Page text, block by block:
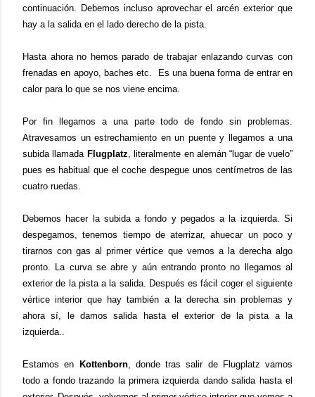
continuación. Debemos incluso aprovechar el arcén exterior que
hay a la salida en el lado derecho de la pista.
Hasta ahora no hemos parado de trabajar enlazando curvas con
frenadas en apoyo, baches etc. Es una buena forma de entrar en
calor para lo que se nos viene encima.
Por fin llegamos a una parte todo de fondo sin problemas.
Atravesamos un estrechamiento en un puente y llegamos a una
subida llamada Flugplatz , literalmente en alemán “lugar de vuelo”
pues es habitual que el coche despegue unos centímetros de las
cuatro ruedas.
Debemos hacer la subida a fondo y pegados a la izquierda. Si
despegamos, tenemos tiempo de aterrizar, ahuecar un poco y
tirarnos con gas al primer vértice que vemos a la derecha algo
pronto. La curva se abre y aún entrando pronto no llegamos al
exterior de la pista a la salida. Después es fácil coger el siguiente
vértice interior que hay también a la derecha sin problemas y
ahora sí, le damos salida hasta el exterior de la pista a la
izquierda..
Estamos en Kottenborn, donde tras salir de Flugplatz vamos
todo a fondo trazando la primera izquierda dando salida hasta el